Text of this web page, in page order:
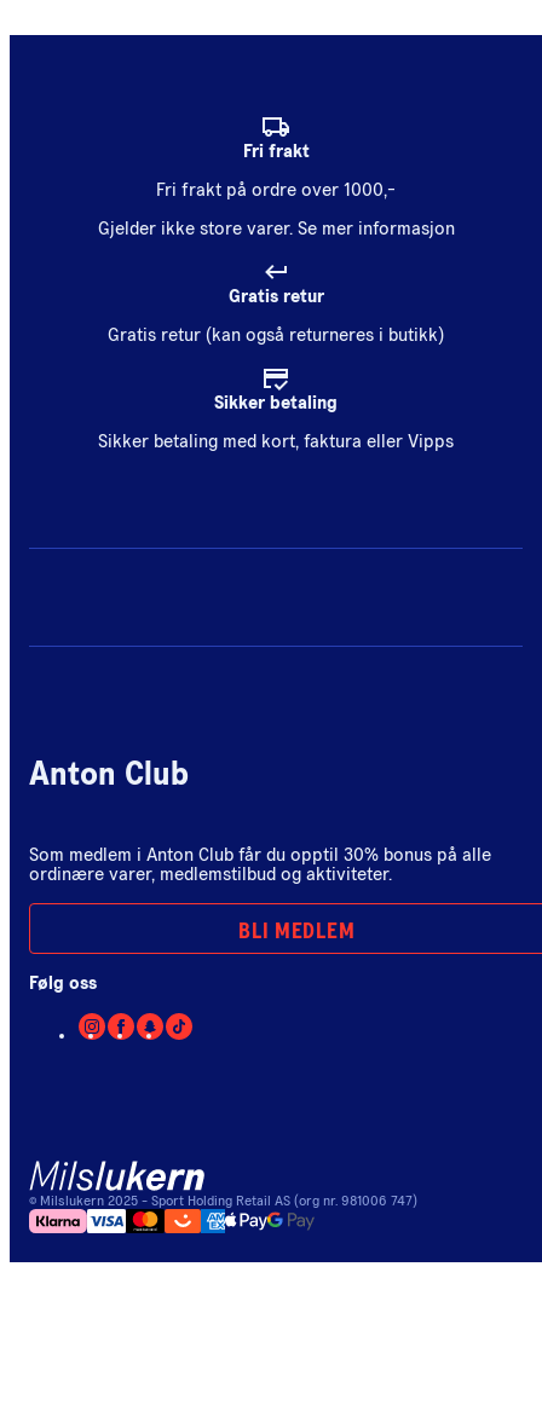
Fri frakt
Fri frakt på ordre over 1000,-
Gjelder ikke store varer. Se mer informasjon
Gratis retur
Gratis retur (kan også returneres i butikk)
Sikker betaling
Sikker betaling med kort, faktura eller Vipps
Anton Club
Som medlem i Anton Club får du opptil 30% bonus på alle
ordinære varer, medlemstilbud og aktiviteter.
BLI MEDLEM
Følg oss
© Milslukern 2025 - Sport Holding Retail AS (org nr. 981006 747)